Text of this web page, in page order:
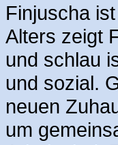
Finjuscha
Alters zeigt
und schlau
und sozial.
neuen
um